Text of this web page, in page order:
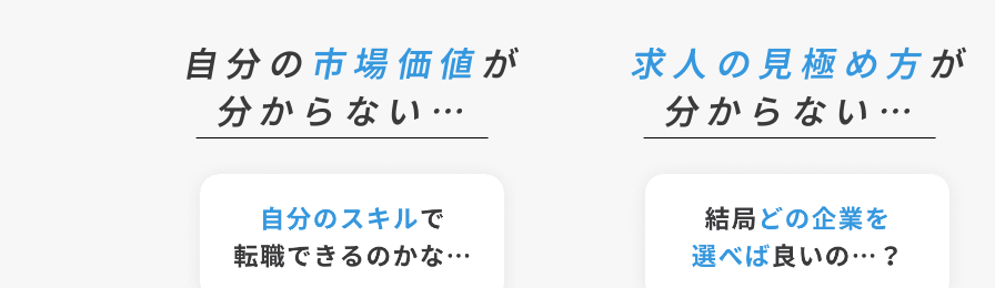
自分の市場価値が
分からない…
求人の見極め方が
分からない…